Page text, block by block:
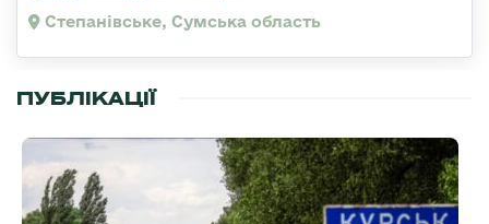
Степанівське, Сумська область
ПУБЛІКАЦІЇ